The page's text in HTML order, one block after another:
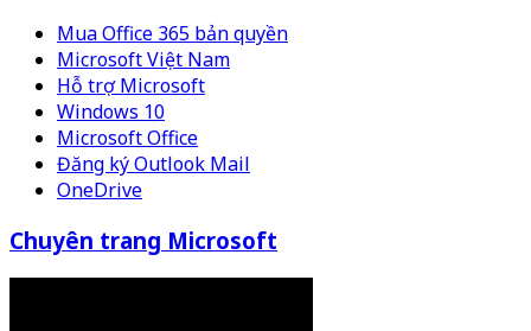
Mua Office 365 bản quyền
Microsoft Việt Nam
Hỗ trợ Microsoft
Windows 10
Microsoft Office
Đăng ký Outlook Mail
OneDrive
Chuyên trang Microsoft